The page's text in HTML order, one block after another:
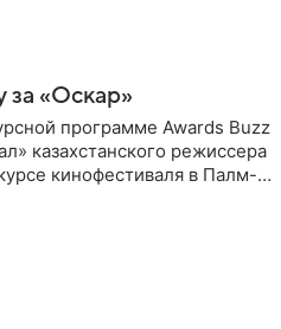
«Оскар»
программе Awards Buzz
казахстанского режиссера
кинофестиваля в Палм-